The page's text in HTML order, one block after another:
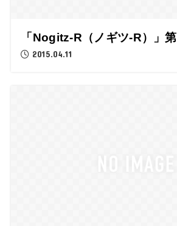
「Nogitz-R（ノギツ-R）」
2015.04.11